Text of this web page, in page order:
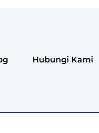
Hubungi Kami